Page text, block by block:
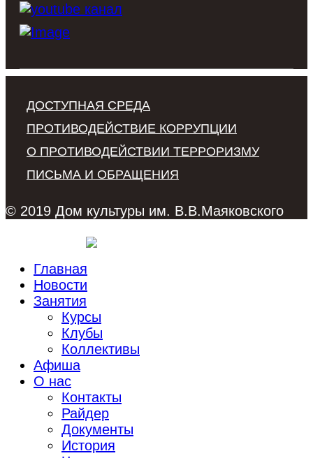
ДОСТУПНАЯ СРЕДА
ПРОТИВОДЕЙСТВИЕ КОРРУПЦИИ
О ПРОТИВОДЕЙСТВИИ ТЕРРОРИЗМУ
ПИСЬМА И ОБРАЩЕНИЯ
© 2019 Дом культуры им. В.В.Маяковского
Главная
Новости
Занятия
Курсы
Клубы
Коллективы
Афиша
О нас
Контакты
Райдер
Документы
История